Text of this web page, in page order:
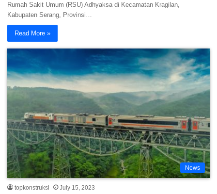
Rumah Sakit Umum (RSU) Adhyaksa di Kecamatan Kragilan,
Kabupaten Serang, Provinsi…
Read More »
News
topkonstruksi July 15, 2023